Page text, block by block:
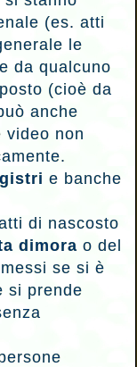
(es. atti
le
da qualcuno
(cioè da
anche
video non
e banche
di nascosto
dimorao del
se si è
si prende